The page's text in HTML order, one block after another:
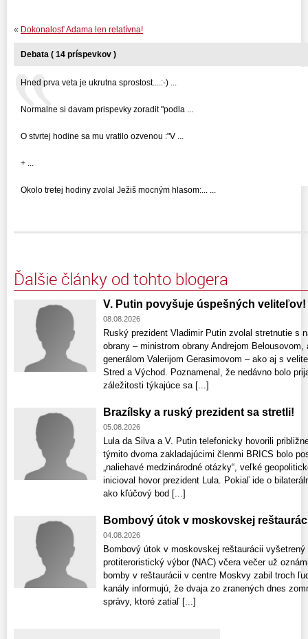
« Dokonalosť Adama len relatívna!
Debata ( 14 príspevkov )
Hned prva veta je ukrutna sprostost....:-) ...
Normalne si davam prispevky zoradit "podla ...
O stvrtej hodine sa mu vratilo ozvenou :"V ...
+ ...
Okolo tretej hodiny zvolal Ježiš mocným hlasom:... ...
Ďalšie články od tohto blogera
V. Putin povyšuje úspešných veliteľov!
08.08.2026
Ruský prezident Vladimir Putin zvolal stretnutie s
obrany – ministrom obrany Andrejom
generálom Valerijom Gerasimovom – ako aj s
Stred a Východ. Poznamenal, že nedávno bolo
záležitosti týkajúce sa [...]
Brazílsky a ruský prezident sa stretli!
05.08.2026
Lula da Silva a V. Putin telefonicky hovorili
týmito dvoma zakladajúcimi členmi BRICS bolo
„naliehavé medzinárodné otázky“, veľké
inicioval hovor prezident Lula. Pokiaľ ide o
ako kľúčový bod [...]
Bombový útok v moskovskej
04.08.2026
Bombový útok v moskovskej reštaurácii
protiteroristický výbor (NAC) včera večer už
bomby v reštaurácii v centre Moskvy zabil troch
kanály informujú, že dvaja zo zranených dnes
správy, ktoré zatiaľ [...]